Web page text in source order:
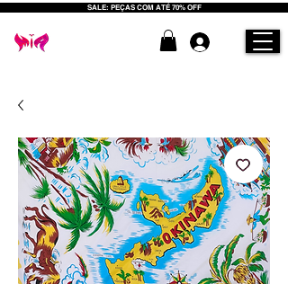
SALE: PEÇAS COM ATÉ 70% OFF